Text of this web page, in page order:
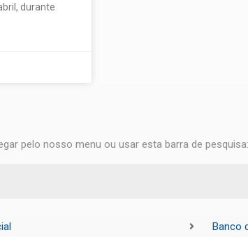
durante
pelo nosso menu ou usar esta barra de pesquisa:
Banco